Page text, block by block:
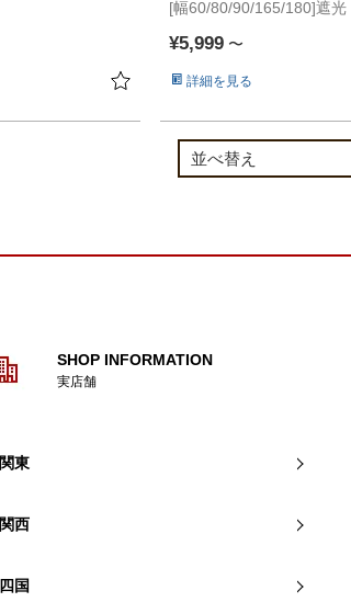
[幅60/80/90/165/180]遮光
シャ
¥5,999 〜
詳細を見る
SHOP INFORMATION
実店舗
関東
関西
四国